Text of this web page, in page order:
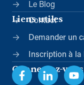
Le Blog
Liens utiles
Contact
Demander un
Inscription à
Connectez-